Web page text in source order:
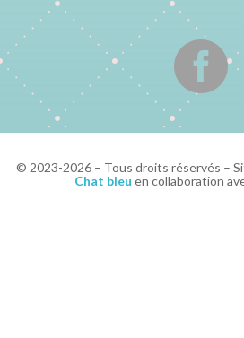

© 2023-2026 – Tous droits réservés –
Chat bleu en collaboration